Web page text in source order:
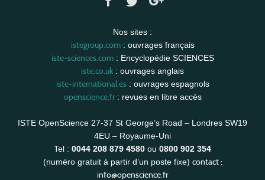
Nos sites :
istegroup.com: ouvrages français
iste-sciences.com: Encyclopédie SCIENCES
iste.co.uk : ouvrages anglais
iste-international.es: ouvrages espagnols
openscience.fr: revues en libre accès
ISTE OpenScience 27-37 St George’s Road – Londres SW19
4EU – Royaume-Uni
Tel : 0044 208 879 4580 ou 0800 902 354
(numéro gratuit à partir d’un poste fixe) contact :
info@openscience.fr